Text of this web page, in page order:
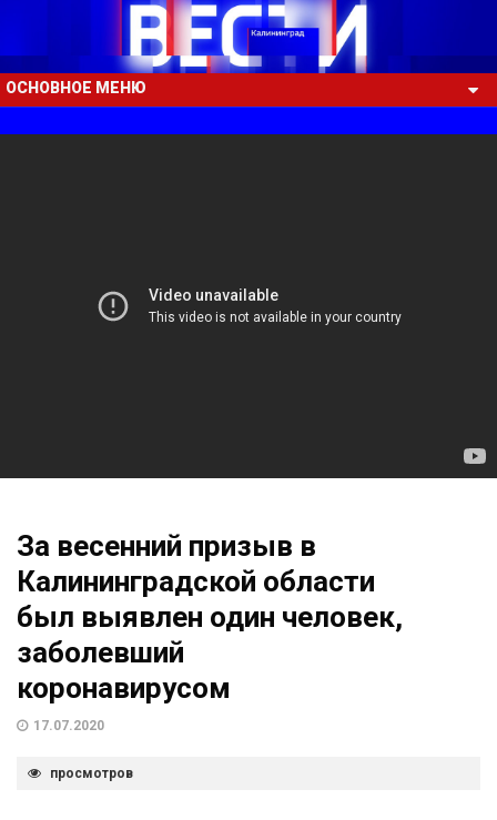
ОСНОВНОЕ МЕНЮ
За весенний призыв в
Калининградской области
был выявлен один человек,
заболевший
коронавирусом
17.07.2020
просмотров